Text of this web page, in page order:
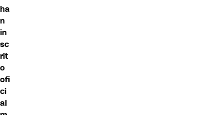
ha
n
in
sc
rit
o
ofi
ci
al